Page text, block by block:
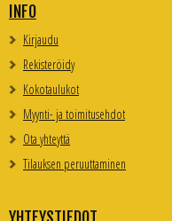
INFO
Kirjaudu
Rekisteröidy
Kokotaulukot
Myynti- ja toimitusehdot
Ota yhteyttä
Tilauksen peruuttaminen